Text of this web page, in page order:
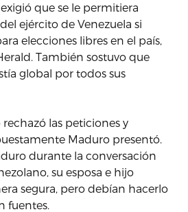
que se le permitiera
ejército de Venezuela si
elecciones libres en el país,
También sostuvo que
global por todos sus
las peticiones y
Maduro presentó.
durante la conversación
su esposa e hijo
segura, pero debían hacerlo
fuentes.